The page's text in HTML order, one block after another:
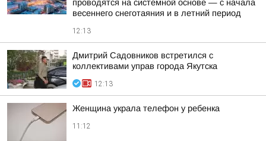
проводятся на системной основе — с начала
весеннего снеготаяния и в летний период
12:13
Дмитрий Садовников встретился с
коллективами управ города Якутска
12:13
Женщина украла телефон у ребенка
11:12